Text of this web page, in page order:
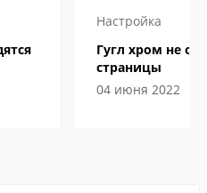
Настройка
Гугл хром не
страницы
04 июня 2022